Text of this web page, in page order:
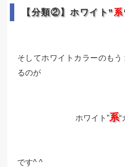
【分類②】ホワイト”系
そしてホワイトカラーのも
るのが
ホワイト”系“
です^ ^